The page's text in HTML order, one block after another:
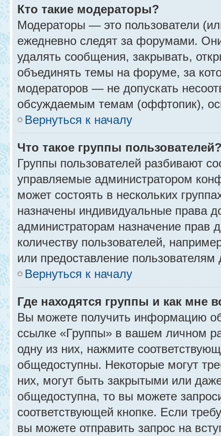
Кто такие модераторы?
Модераторы — это пользователи
ежедневно следят за форумами.
удалять сообщения, закрывать,
объединять темы на форуме, за
модераторов — не допускать
обсуждаемым темам (оффтопик),
Вернуться к началу
Что такое группы
Группы пользователей разбивают
управляемые администратором
может состоять в нескольких
назначены индивидуальные права
администраторам назначение прав
количеству пользователей,
или предоставление
Вернуться к началу
Где находятся группы и как мне
Вы можете получить информацию
ссылке «Группы» в вашем личном
одну из них, нажмите
общедоступны. Некоторые могут
них, могут быть закрытыми или
общедоступна, то вы можете
соответствующей кнопке. Если
вы можете отправить запрос на